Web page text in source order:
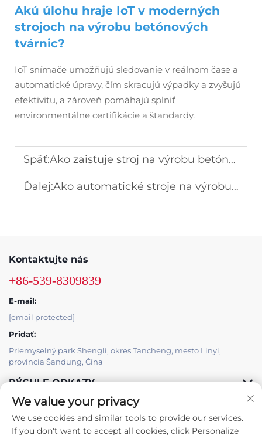
Akú úlohu hraje IoT v moderných
strojoch na výrobu betónových
tvárnic?
IoT snímače umožňujú sledovanie v reálnom čase a
automatické úpravy, čím skracujú výpadky a zvyšujú
efektivitu, a zároveň pomáhajú splniť
environmentálne certifikácie a štandardy.
Späť:Ako zaisťuje stroj na výrobu betónových blokov konzistentné a vysokej pevnosti bloky
Ďalej:Ako automatické stroje na výrobu betónových blokov ušetria čas a náklady na prácu
Kontaktujte nás
+86-539-8309839
E-mail:
[email protected]
Pridať:
Priemyselný park Shengli, okres Tancheng, mesto Linyi,
provincia Šandung, Čína
RÝCHLE ODKAZY
PRODUKTY
We value your privacy
We use cookies and similar tools to provide our services.
If you don't want to accept all cookies, click Personalize